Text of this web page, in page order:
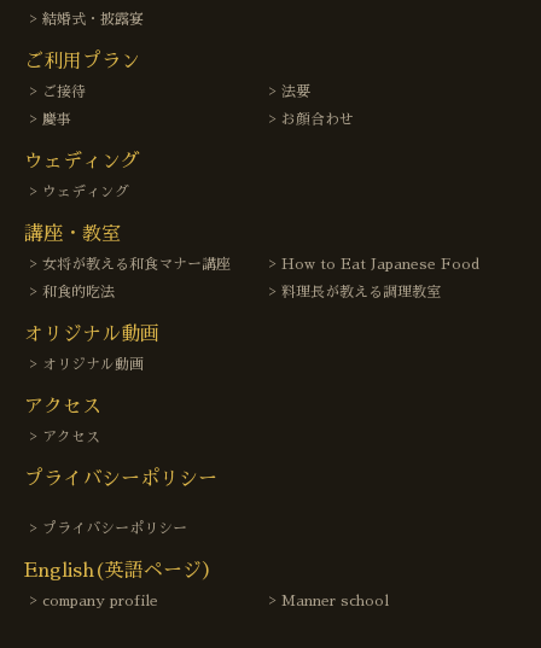
結婚式・披露宴
ご利用プラン
ご接待
法要
慶事
お顔合わせ
ウェディング
ウェディング
講座・教室
女将が教える和食マナー講座
How to Eat Japanese Food
和食的吃法
料理長が教える調理教室
オリジナル動画
オリジナル動画
アクセス
アクセス
プライバシーポリシー
プライバシーポリシー
English(英語ページ）
company profile Manner school